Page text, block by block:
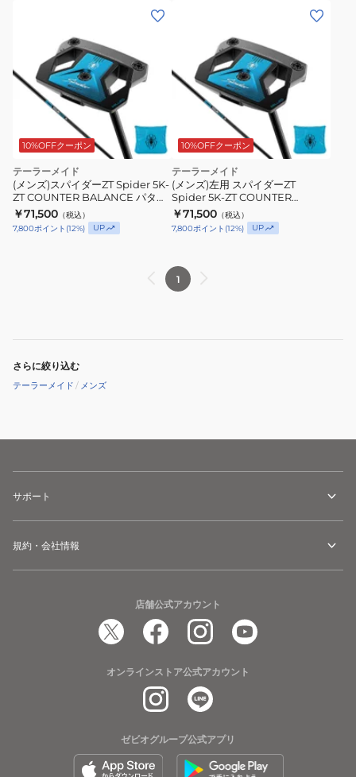
10%OFFクーポン
テーラーメイド
(メンズ)スパイダーZT Spider 5K-
ZT COUNTER BALANCE パター
(ロフト2.5度)KBS GPS Custom
Graphite
￥71,500 （税込）
7,800ポイント (12%) UP
10%OFFクーポン
テーラーメイド
(メンズ)左用 スパイダーZT
Spider 5K-ZT COUNTER
BALANCE パター(ロフト2.5
度)KBS GPS Custom Graphite
￥71,500 （税込）
7,800ポイント (12%) UP
1
さらに絞り込む
テーラーメイド / メンズ
サポート
規約・会社情報
店舗公式アカウント
オンラインストア公式アカウント
ゼビオグループ公式アプリ